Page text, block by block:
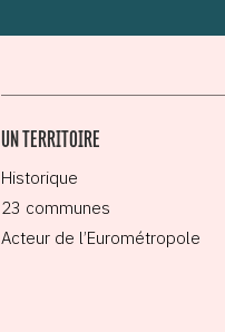
UN TERRITOIRE
Historique
23 communes
Acteur de l’Eurométropole